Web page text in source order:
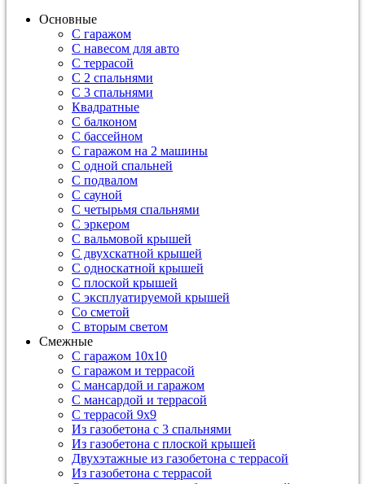
Основные
С гаражом
С навесом для авто
С террасой
С 2 спальнями
С 3 спальнями
Квадратные
С балконом
С бассейном
С гаражом на 2 машины
С одной спальней
С подвалом
С сауной
С четырьмя спальнями
С эркером
С вальмовой крышей
С двухскатной крышей
С односкатной крышей
С плоской крышей
С эксплуатируемой крышей
Со сметой
С вторым светом
Смежные
С гаражом 10х10
С гаражом и террасой
С мансардой и гаражом
С мансардой и террасой
С террасой 9х9
Из газобетона с 3 спальнями
Из газобетона с плоской крышей
Двухэтажные из газобетона с террасой
Из газобетона с террасой